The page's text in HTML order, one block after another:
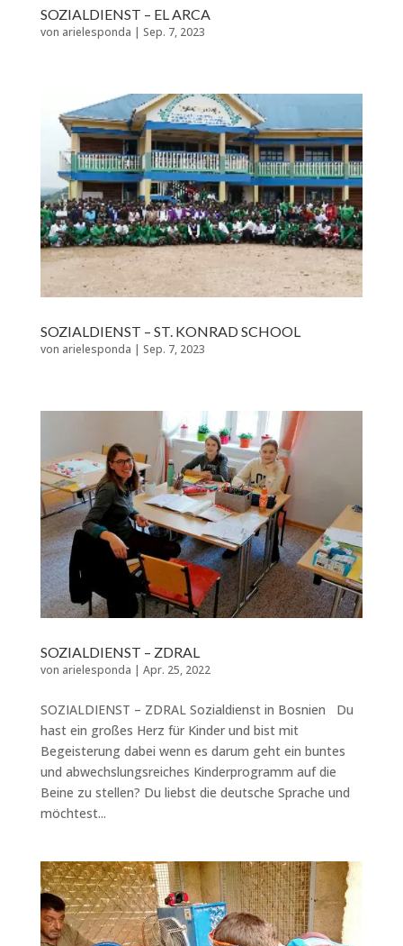
SOZIALDIENST – EL ARCA
von arielesponda | Sep. 7, 2023
SOZIALDIENST – ST. KONRAD SCHOOL
von arielesponda Sep. 7, 2023
SOZIALDIENST – ZDRAL
von arielesponda | Apr. 25, 2022
SOZIALDIENST – ZDRAL Sozialdienst in Bosnien Du
hast ein großes Herz für Kinder und bist mit
Begeisterung dabei wenn es darum geht ein buntes
und abwechslungsreiches Kinderprogramm auf die
Beine zu stellen? Du liebst die deutsche Sprache und
möchtest...